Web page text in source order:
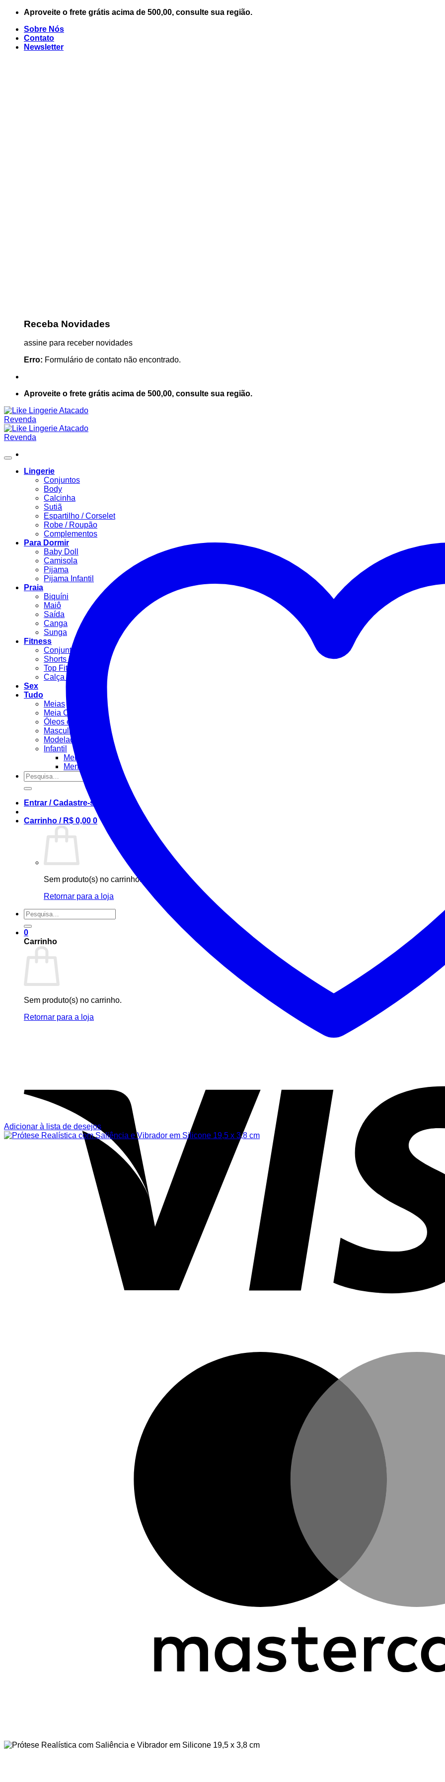
Skip
content
Aproveite o frete grátis acima de 500,00, consulte sua região.
Sobre Nós
Contato
Newsletter
Receba Novidades
assine para receber novidades
Erro: Formulário de contato não encontrado.
Aproveite o frete grátis acima de 500,00, consulte sua região.
Lingerie
Conjuntos
Body
Calcinha
Sutiã
Espartilho / Corselet
Robe / Roupão
Complementos
Para Dormir
Baby Doll
Camisola
Pijama
Pijama Infantil
Praia
Biquíni
Maiô
Saída
Canga
Sunga
Fitness
Conjunto Fitness
Shorts Fitness
Top Fitness
Calça Fitness
Sex
Tudo
Meias
Meia Calça / Fina
Óleos e Géis
Masculino
Modeladora
Infantil
Menino
Menina
Pesquisar
por:
Entrar / Cadastre-se
Carrinho / R$ 0,00 0
Sem produto(s) no carrinho.
Retornar para a loja
Pesquisar
por:
0
Carrinho
Sem produto(s) no carrinho.
Retornar para a loja
Adicionar à lista de desejos